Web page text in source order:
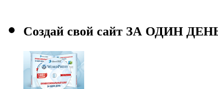
Создай свой сайт ЗА ОДИН